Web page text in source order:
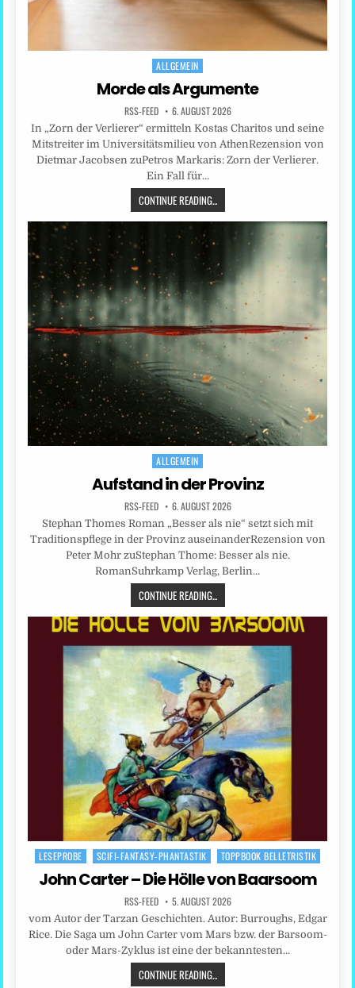
Posted
in
ALLGEMEIN
Morde als Argumente
RSS-FEED 6. AUGUST 2026
In „Zorn der Verlierer“ ermitteln Kostas Charitos und seine
Mitstreiter im Universitätsmilieu von AthenRezension von
Dietmar Jacobsen zuPetros Markaris: Zorn der Verlierer.
Ein Fall für…
CONTINUE READING...
Posted
in
ALLGEMEIN
Aufstand in der Provinz
RSS-FEED 6. AUGUST 2026
Stephan Thomes Roman „Besser als nie“ setzt sich mit
Traditionspflege in der Provinz auseinanderRezension von
Peter Mohr zuStephan Thome: Besser als nie.
RomanSuhrkamp Verlag, Berlin…
CONTINUE READING...
Posted
LESEPROBE SCIFI-FANTASY-PHANTASTIK TOPPBOOK BELLETRISTIK
John Carter – Die Hölle von Baarsoom
RSS-FEED 5. AUGUST 2026
vom Autor der Tarzan Geschichten. Autor: Burroughs, Edgar
Rice. Die Saga um John Carter vom Mars bzw. der Barsoom-
oder Mars-Zyklus ist eine der bekanntesten…
CONTINUE READING...